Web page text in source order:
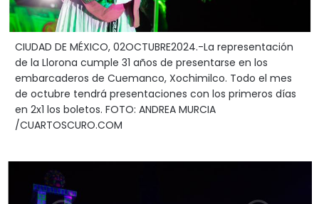
CIUDAD DE MÉXICO, 02OCTUBRE2024.-La representación
de la Llorona cumple 31 años de presentarse en los
embarcaderos de Cuemanco, Xochimilco. Todo el mes
de octubre tendrá presentaciones con los primeros días
en 2x1 los boletos. FOTO: ANDREA MURCIA
/CUARTOSCURO.COM